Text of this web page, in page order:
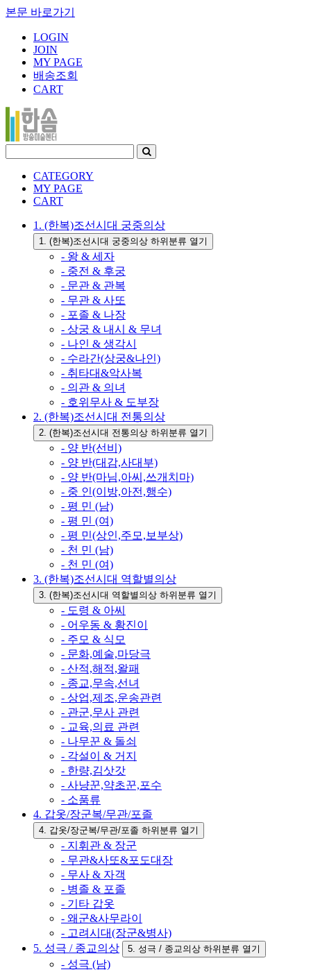
본문 바로가기
LOGIN
JOIN
MY PAGE
배송조회
CART
CATEGORY
MY PAGE
CART
1. (한복)조선시대 궁중의상
1. (한복)조선시대 궁중의상 하위분류 열기
- 왕 & 세자
- 중전 & 후궁
- 문관 & 관복
- 무관 & 사또
- 포졸 & 나장
- 상궁 & 내시 & 무녀
- 나인 & 생각시
- 수라간(상궁&나인)
- 취타대&악사복
- 의관 & 의녀
- 호위무사 & 도부장
2. (한복)조선시대 전통의상
2. (한복)조선시대 전통의상 하위분류 열기
- 양 반(선비)
- 양 반(대감,사대부)
- 양 반(마님,아씨,쓰개치마)
- 중 인(이방,아전,행수)
- 평 민 (남)
- 평 민 (여)
- 평 민(상인,주모,보부상)
- 천 민 (남)
- 천 민 (여)
3. (한복)조선시대 역할별의상
3. (한복)조선시대 역할별의상 하위분류 열기
- 도령 & 아씨
- 어우동 & 황진이
- 주모 & 식모
- 문화,예술,마당극
- 산적,해적,왈패
- 종교,무속,선녀
- 상업,제조,운송관련
- 관군,무사 관련
- 교육,의료 관련
- 나무꾼 & 돌쇠
- 각설이 & 거지
- 한량,김삿갓
- 사냥꾼,약초꾼,포수
- 소품류
4. 갑옷/장군복/무관/포졸
4. 갑옷/장군복/무관/포졸 하위분류 열기
- 지휘관 & 장군
- 무관&사또&포도대장
- 무사 & 자객
- 병졸 & 포졸
- 기타 갑옷
- 왜군&사무라이
- 고려시대(장군&병사)
5. 성극 / 종교의상
5. 성극 / 종교의상 하위분류 열기
- 성극 (남)